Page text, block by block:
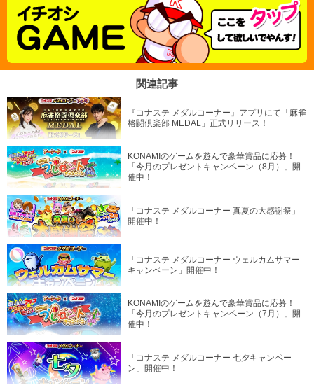
関連記事
『コナステ メダルコーナー』アプリにて「麻雀
格闘倶楽部 MEDAL」正式リリース！
KONAMIのゲームを遊んで豪華賞品に応募！
「今月のプレゼントキャンペーン（8月）」開
催中！
「コナステ メダルコーナー 真夏の大感謝祭」
開催中！
「コナステ メダルコーナー ウェルカムサマー
キャンペーン」開催中！
KONAMIのゲームを遊んで豪華賞品に応募！
「今月のプレゼントキャンペーン（7月）」開
催中！
「コナステ メダルコーナー 七夕キャンペー
ン」開催中！